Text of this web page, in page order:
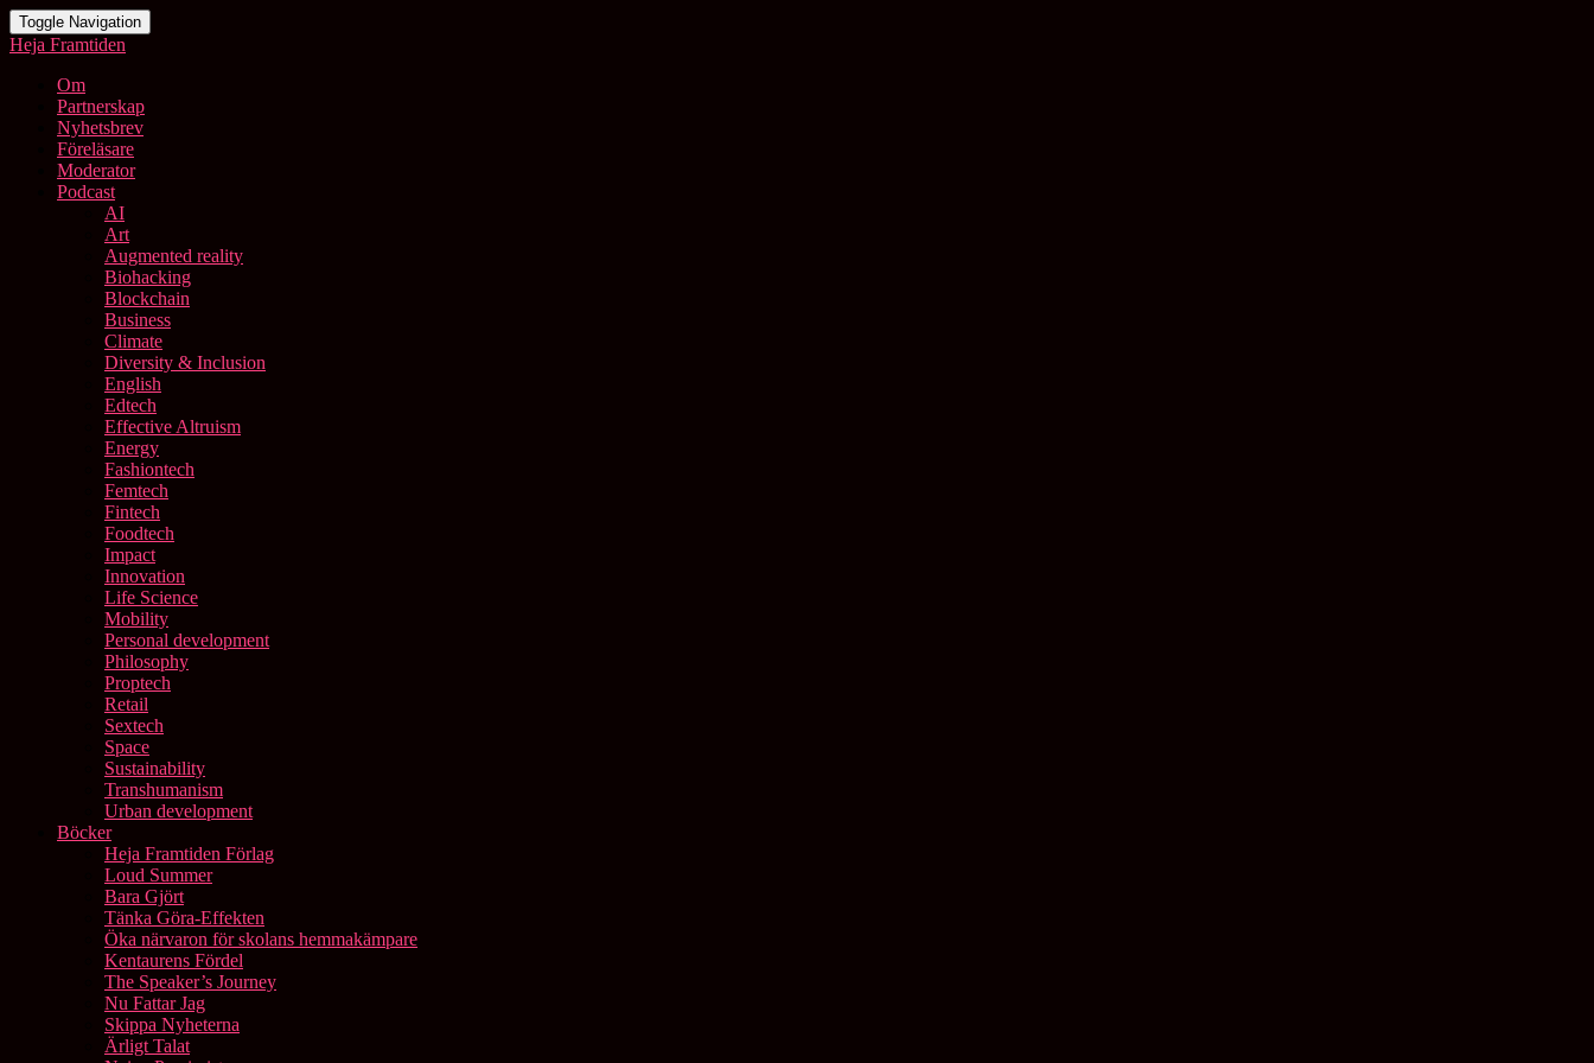
Toggle Navigation
Heja Framtiden
Om
Partnerskap
Nyhetsbrev
Föreläsare
Moderator
Podcast
AI
Art
Augmented reality
Biohacking
Blockchain
Business
Climate
Diversity & Inclusion
English
Edtech
Effective Altruism
Energy
Fashiontech
Femtech
Fintech
Foodtech
Impact
Innovation
Life Science
Mobility
Personal development
Philosophy
Proptech
Retail
Sextech
Space
Sustainability
Transhumanism
Urban development
Böcker
Heja Framtiden Förlag
Loud Summer
Bara Gjört
Tänka Göra-Effekten
Öka närvaron för skolans hemmakämpare
Kentaurens Fördel
The Speaker’s Journey
Nu Fattar Jag
Skippa Nyheterna
Ärligt Talat